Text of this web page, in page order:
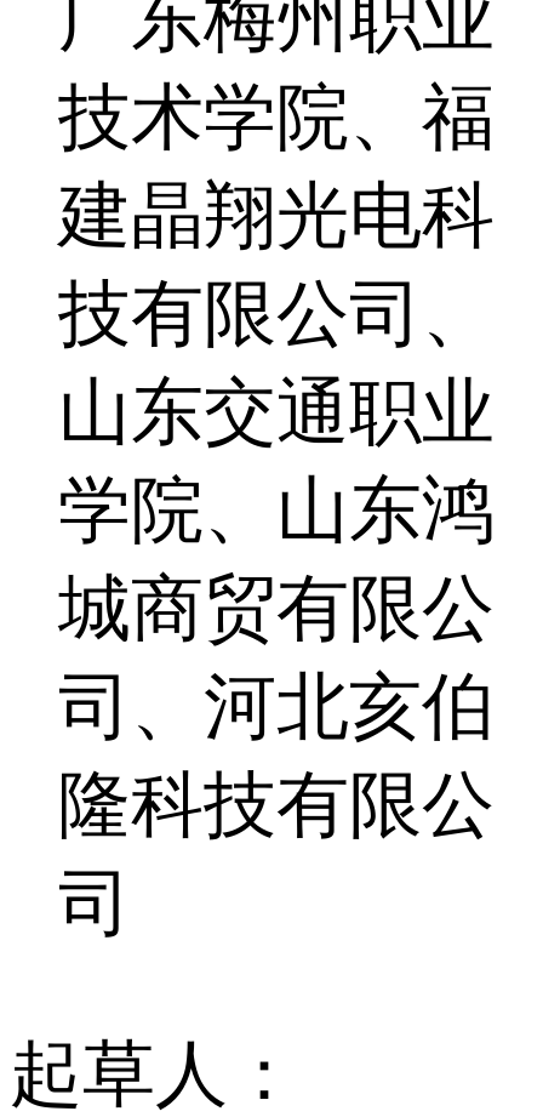
广东梅州职业
技术学院、福
建晶翔光电科
技有限公司、
山东交通职业
学院、山东鸿
城商贸有限公
司、河北亥伯
隆科技有限公
司
起草人：